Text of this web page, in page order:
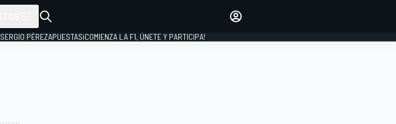
INICIAR SESIÓN
SERGIO PÉREZAPUESTAS¡COMIENZA LA F1, ÚNETE Y PARTICIPA!